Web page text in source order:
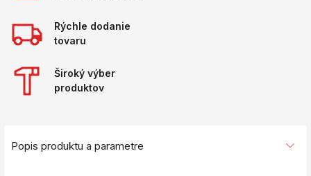
Rýchle dodanie
tovaru
Široký výber
produktov
Popis produktu a parametre